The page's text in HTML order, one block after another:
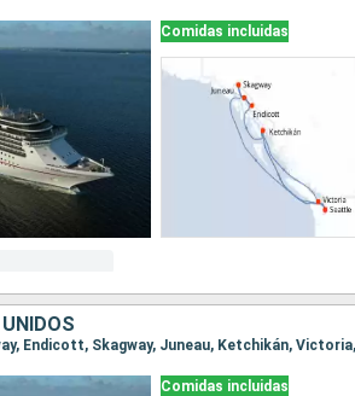
Comidas incluidas
Endicott, Skagway, Juneau, Ketchikán,
Comidas incluidas